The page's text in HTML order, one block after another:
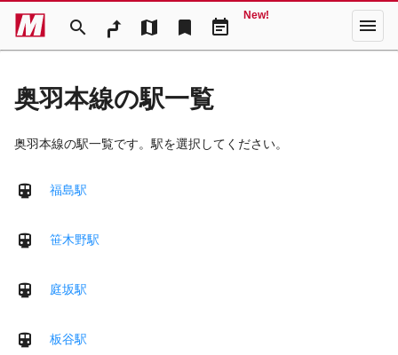
search map bookmark event_note
New! menu
奥羽本線の駅一覧
奥羽本線の駅一覧です。駅を選択してください。
福島駅
笹木野駅
庭坂駅
板谷駅